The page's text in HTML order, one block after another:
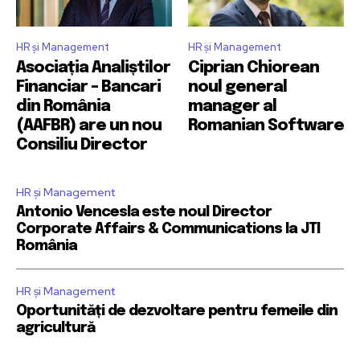
HR și Management
Asociația Analiștilor
Financiar – Bancari
din România
(AAFBR) are un nou
Consiliu Director
HR și Management
Ciprian Chiorean
noul general
manager al
Romanian Software
HR și Management
Antonio Vencesla este noul Director
Corporate Affairs & Communications la JTI
România
HR și Management
Oportunități de dezvoltare pentru femeile din
agricultură